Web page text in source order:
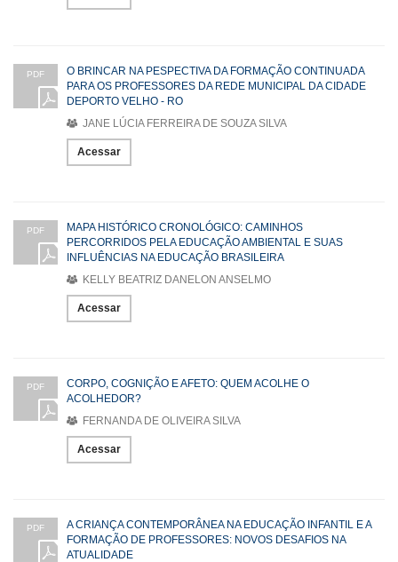
PDF
O BRINCAR NA PESPECTIVA DA FORMAÇÃO CONTINUADA
PARA OS PROFESSORES DA REDE MUNICIPAL DA CIDADE
DEPORTO VELHO - RO
JANE LÚCIA FERREIRA DE SOUZA SILVA
Acessar
PDF
MAPA HISTÓRICO CRONOLÓGICO: CAMINHOS
PERCORRIDOS PELA EDUCAÇÃO AMBIENTAL E SUAS
INFLUÊNCIAS NA EDUCAÇÃO BRASILEIRA
KELLY BEATRIZ DANELON ANSELMO
Acessar
PDF
CORPO, COGNIÇÃO E AFETO: QUEM ACOLHE O
ACOLHEDOR?
FERNANDA DE OLIVEIRA SILVA
Acessar
PDF
A CRIANÇA CONTEMPORÂNEA NA EDUCAÇÃO INFANTIL E A
FORMAÇÃO DE PROFESSORES: NOVOS DESAFIOS NA
ATUALIDADE